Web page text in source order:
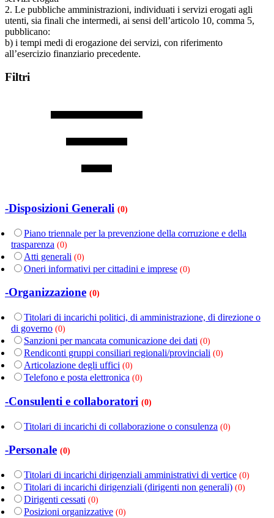
2. Le pubbliche amministrazioni, individuati i servizi erogati agli
utenti, sia finali che intermedi, ai sensi dell’articolo 10, comma 5,
pubblicano:
b) i tempi medi di erogazione dei servizi, con riferimento
all’esercizio finanziario precedente.
Filtri
-Disposizioni Generali (0)
Piano triennale per la prevenzione della corruzione e della
trasparenza (0)
Atti generali (0)
Oneri informativi per cittadini e imprese (0)
-Organizzazione (0)
Titolari di incarichi politici, di amministrazione, di direzione o
di governo (0)
Sanzioni per mancata comunicazione dei dati (0)
Rendiconti gruppi consiliari regionali/provinciali (0)
Articolazione degli uffici (0)
Telefono e posta elettronica (0)
-Consulenti e collaboratori (0)
Titolari di incarichi di collaborazione o consulenza (0)
-Personale (0)
Titolari di incarichi dirigenziali amministrativi di vertice (0)
Titolari di incarichi dirigenziali (dirigenti non generali) (0)
Dirigenti cessati (0)
Posizioni organizzative (0)